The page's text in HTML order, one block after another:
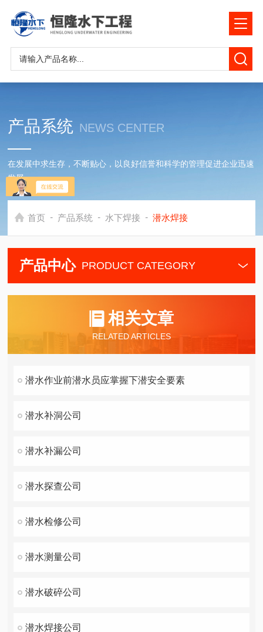
产品系统 NEWS CENTER
在发展中求生存，不断贴心，以良好信誉和科学的管理促进企业迅速
发展
首页 - 产品系统 - 水下焊接 - 潜水焊接
产品中心 PRODUCT CATEGORY
相关文章
RELATED ARTICLES
潜水作业前潜水员应掌握下潜安全要素
潜水补洞公司
潜水补漏公司
潜水探查公司
潜水检修公司
潜水测量公司
潜水破碎公司
潜水焊接公司